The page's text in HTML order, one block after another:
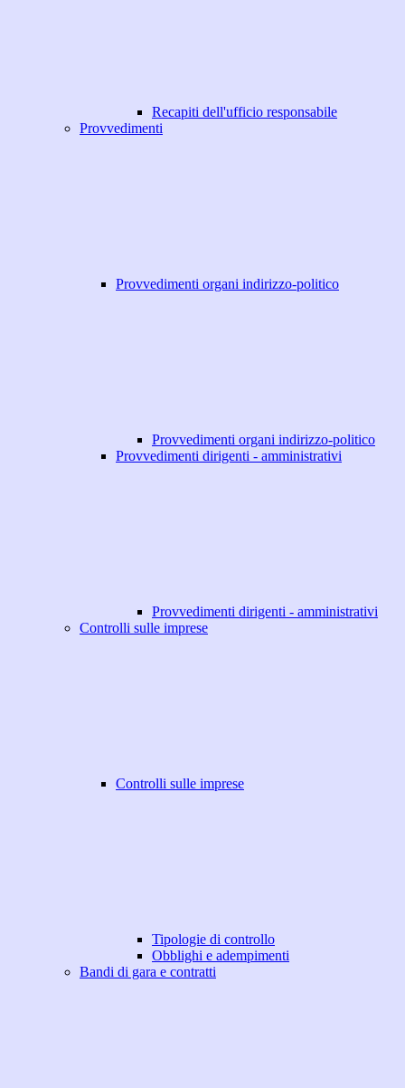
Recapiti dell'ufficio responsabile
Provvedimenti
Provvedimenti organi indirizzo-politico
Provvedimenti organi indirizzo-politico
Provvedimenti dirigenti - amministrativi
Provvedimenti dirigenti - amministrativi
Controlli sulle imprese
Controlli sulle imprese
Tipologie di controllo
Obblighi e adempimenti
Bandi di gara e contratti